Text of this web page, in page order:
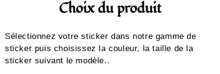
Choix du produit
Sélectionnez votre sticker dans notre gamme de
sticker puis choisissez la couleur, la taille de la
sticker suivant le modèle..